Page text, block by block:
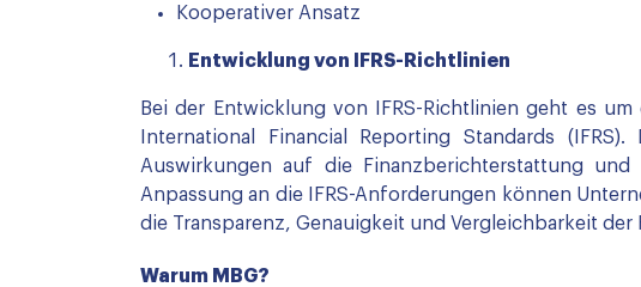
Kooperativer Ansatz
Entwicklung von IFRS-Richtlinien
Bei der Entwicklung von IFRS-Richtlinien geht es
International Financial Reporting Standards
Auswirkungen auf die Finanzberichterstattung
Anpassung an die IFRS-Anforderungen können
die Transparenz, Genauigkeit und Vergleichbarkeit
Warum MBG?